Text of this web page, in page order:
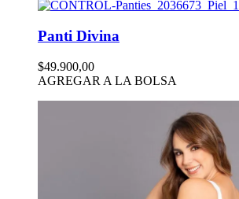
Panti Divina
$49.900,00
AGREGAR A LA BOLSA